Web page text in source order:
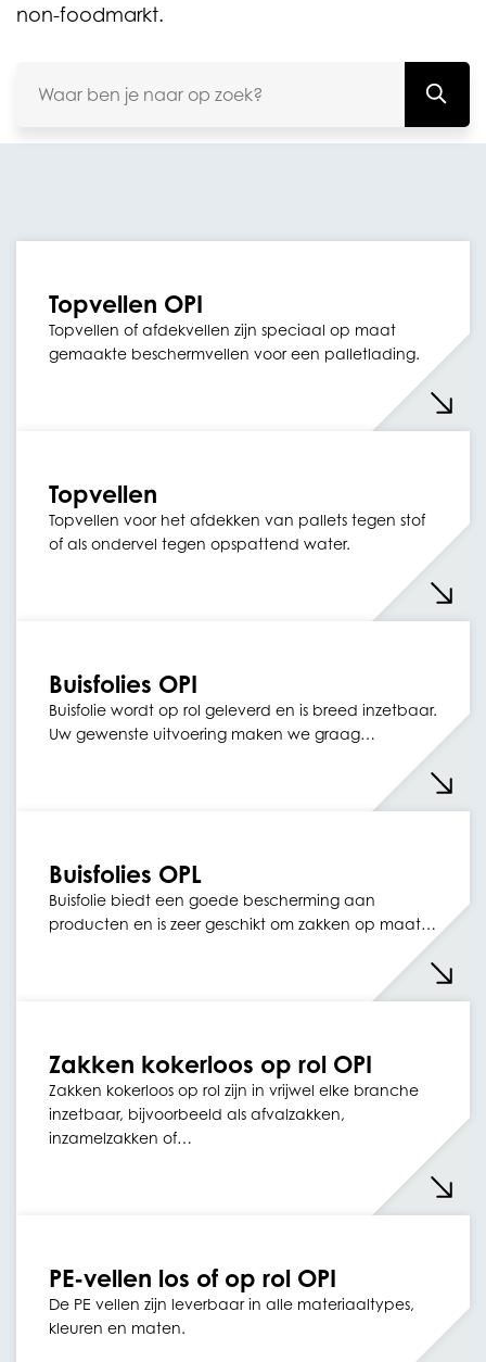
non-foodmarkt.
Topvellen OPI
Topvellen of afdekvellen zijn speciaal op maat
gemaakte beschermvellen voor een palletlading.
Topvellen
Topvellen voor het afdekken van pallets tegen stof
of als ondervel tegen opspattend water.
Buisfolies OPI
Buisfolie wordt op rol geleverd en is breed inzetbaar.
Uw gewenste uitvoering maken we graag…
Buisfolies OPL
Buisfolie biedt een goede bescherming aan
producten en is zeer geschikt om zakken op maat…
Zakken kokerloos op rol OPI
Zakken kokerloos op rol zijn in vrijwel elke branche
inzetbaar, bijvoorbeeld als afvalzakken,
inzamelzakken of…
PE-vellen los of op rol OPI
De PE vellen zijn leverbaar in alle materiaaltypes,
kleuren en maten.